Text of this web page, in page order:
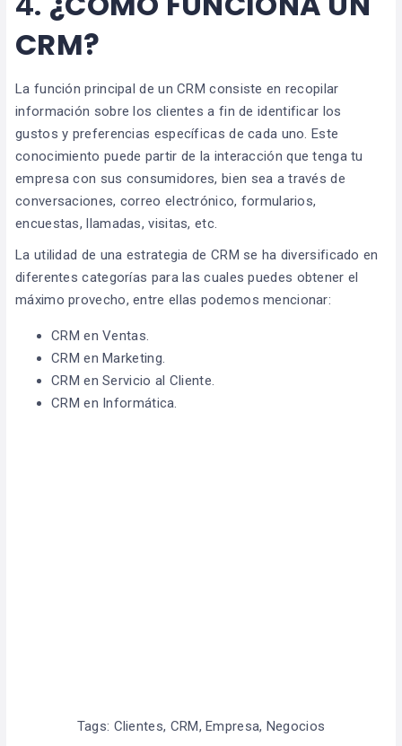
CRM?
La función principal de un CRM consiste en recopilar
información sobre los clientes a fin de identificar los
gustos y preferencias específicas de cada uno. Este
conocimiento puede partir de la interacción que tenga tu
empresa con sus consumidores, bien sea a través de
conversaciones, correo electrónico, formularios,
encuestas, llamadas, visitas, etc.
La utilidad de una estrategia de CRM se ha diversificado en
diferentes categorías para las cuales puedes obtener el
máximo provecho, entre ellas podemos mencionar:
CRM en Ventas.
CRM en Marketing.
CRM en Servicio al Cliente.
CRM en Informática.
Tags: Clientes, CRM,Empresa, Negocios